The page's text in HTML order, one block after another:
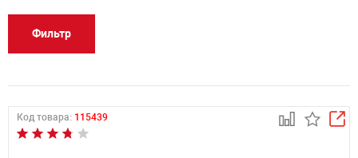
Фильтр
Код товара: 115439